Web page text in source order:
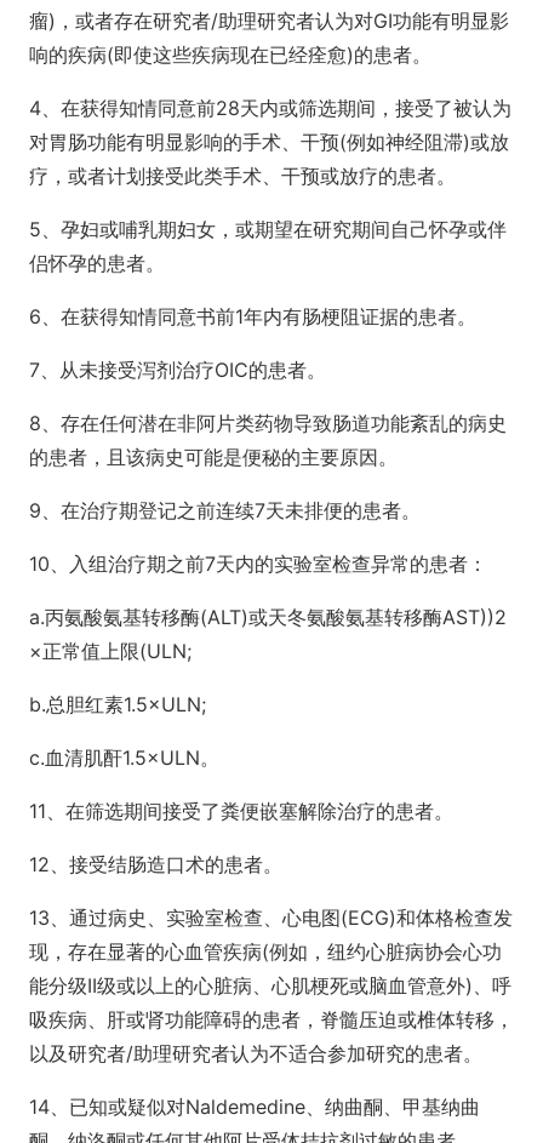
瘤)，或者存在研究者/助理研究者认为对GI功能有明显影
响的疾病(即使这些疾病现在已经痊愈)的患者。
4、在获得知情同意前28天内或筛选期间，接受了被认为
对胃肠功能有明显影响的手术、干预(例如神经阻滞)或放
疗，或者计划接受此类手术、干预或放疗的患者。
5、孕妇或哺乳期妇女，或期望在研究期间自己怀孕或伴
侣怀孕的患者。
6、在获得知情同意书前1年内有肠梗阻证据的患者。
7、从未接受泻剂治疗OIC的患者。
8、存在任何潜在非阿片类药物导致肠道功能紊乱的病史
的患者，且该病史可能是便秘的主要原因。
9、在治疗期登记之前连续7天未排便的患者。
10、入组治疗期之前7天内的实验室检查异常的患者：
a.丙氨酸氨基转移酶(ALT)或天冬氨酸氨基转移酶AST))2
×正常值上限(ULN;
b.总胆红素1.5×ULN;
c.血清肌酐1.5×ULN。
11、在筛选期间接受了粪便嵌塞解除治疗的患者。
12、接受结肠造口术的患者。
13、通过病史、实验室检查、心电图(ECG)和体格检查发
现，存在显著的心血管疾病(例如，纽约心脏病协会心功
能分级II级或以上的心脏病、心肌梗死或脑血管意外)、呼
吸疾病、肝或肾功能障碍的患者，脊髓压迫或椎体转移，
以及研究者/助理研究者认为不适合参加研究的患者。
14、已知或疑似对Naldemedine、纳曲酮、甲基纳曲